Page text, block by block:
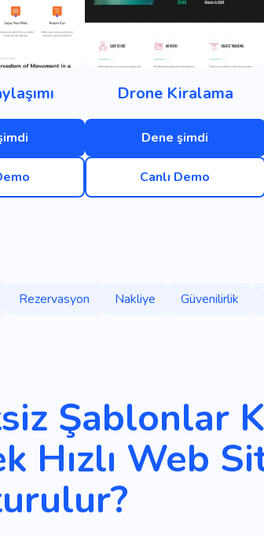
Drone Kiralama
Dene şimdi
Canlı Demo
Rezervasyon Nakliye Güvenilirlik
Şablonlar
Hızlı Web